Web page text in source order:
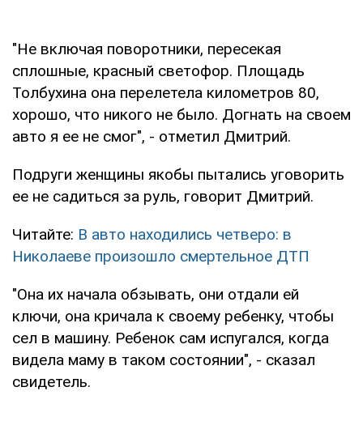
"Не включая поворотники, пересекая
сплошные, красный светофор. Площадь
Толбухина она перелетела километров 80,
хорошо, что никого не было. Догнать на своем
авто я ее не смог", - отметил Дмитрий.
Подруги женщины якобы пытались уговорить
ее не садиться за руль, говорит Дмитрий.
Читайте: В авто находились четверо: в
Николаеве произошло смертельное ДТП
"Она их начала обзывать, они отдали ей
ключи, она кричала к своему ребенку, чтобы
сел в машину. Ребенок сам испугался, когда
видела маму в таком состоянии", - сказал
свидетель.